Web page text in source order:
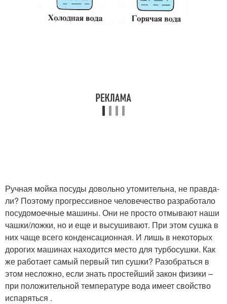
Ручная мойка посуды довольно утомительна, не правда-
ли? Поэтому прогрессивное человечество разработало
посудомоечные машины. Они не просто отмывают наши
чашки/ложки, но и еще и высушивают. При этом сушка в
них чаще всего конденсационная. И лишь в некоторых
дорогих машинах находится место для турбосушки. Как
же работает самый первый тип сушки? Разобраться в
этом несложно, если знать простейший закон физики –
при положительной температуре вода имеет свойство
испаряться .